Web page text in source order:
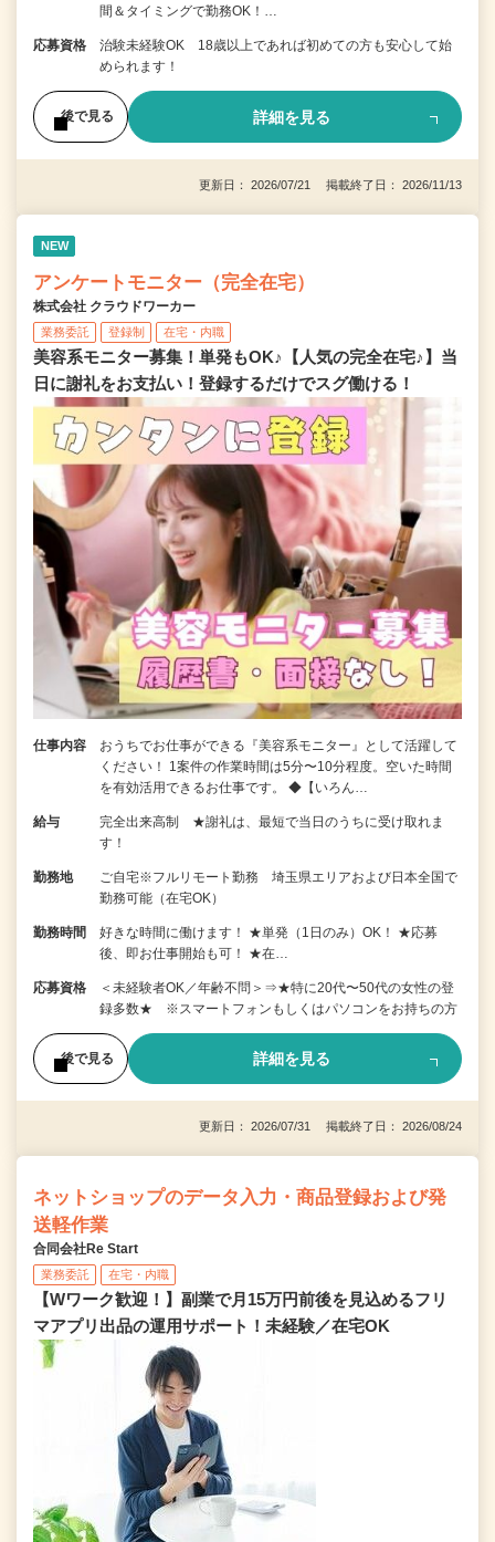
間＆タイミングで勤務OK！…
応募資格
治験未経験OK 18歳以上であれば初めての方も安心して始
められます！
後で見る 詳細を見る
更新日： 2026/07/21 掲載終了日： 2026/11/13
NEW
アンケートモニター（完全在宅）
株式会社 クラウドワーカー
業務委託 登録制 在宅・内職
美容系モニター募集！単発もOK♪【人気の完全在宅♪】当
日に謝礼をお支払い！登録するだけでスグ働ける！
仕事内容
おうちでお仕事ができる『美容系モニター』として活躍して
ください！ 1案件の作業時間は5分〜10分程度。空いた時間
を有効活用できるお仕事です。 ◆【いろん…
給与
完全出来高制 ★謝礼は、最短で当日のうちに受け取れま
す！
勤務地
ご自宅※フルリモート勤務 埼玉県エリアおよび日本全国で
勤務可能（在宅OK）
勤務時間
好きな時間に働けます！ ★単発（1日のみ）OK！ ★応募
後、即お仕事開始も可！ ★在…
応募資格
＜未経験者OK／年齢不問＞⇒★特に20代〜50代の女性の登
録多数★ ※スマートフォンもしくはパソコンをお持ちの方
後で見る 詳細を見る
更新日： 2026/07/31 掲載終了日： 2026/08/24
ネットショップのデータ入力・商品登録および発
送軽作業
合同会社Re Start
業務委託 在宅・内職
【Wワーク歓迎！】副業で月15万円前後を見込めるフリ
マアプリ出品の運用サポート！未経験／在宅OK